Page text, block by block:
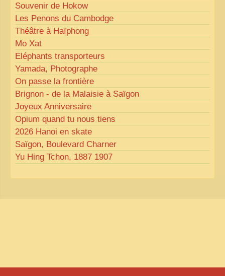
Souvenir de Hokow
Les Penons du Cambodge
Théâtre à Haïphong
Mo Xat
Eléphants transporteurs
Yamada, Photographe
On passe la frontière
Brignon - de la Malaisie à Saïgon
Joyeux Anniversaire
Opium quand tu nous tiens
2026 Hanoi en skate
Saïgon, Boulevard Charner
Yu Hing Tchon, 1887 1907